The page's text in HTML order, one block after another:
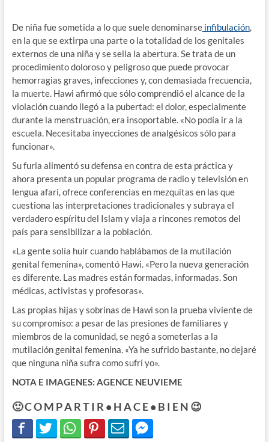
De niña fue sometida a lo que suele denominarseinfibulación,
en la que se extirpa una parte o la totalidad de los genitales
externos de una niña y se sella la abertura. Se trata de un
procedimiento doloroso y peligroso que puede provocar
hemorragias graves, infecciones y, con demasiada frecuencia,
la muerte. Hawi afirmó que sólo comprendió el alcance de la
violación cuando llegó a la pubertad: el dolor, especialmente
durante la menstruación, era insoportable. «No podía ir a la
escuela. Necesitaba inyecciones de analgésicos sólo para
funcionar».
Su furia alimentó su defensa en contra de esta práctica y
ahora presenta un popular programa de radio y televisión en
lengua afari, ofrece conferencias en mezquitas en las que
cuestiona las interpretaciones tradicionales y subraya el
verdadero espíritu del Islam y viaja a rincones remotos del
país para sensibilizar a la población.
«La gente solía huir cuando hablábamos de la mutilación
genital femenina», comentó Hawi. «Pero la nueva generación
es diferente. Las madres están formadas, informadas. Son
médicas, activistas y profesoras».
Las propias hijas y sobrinas de Hawi son la prueba viviente de
su compromiso: a pesar de las presiones de familiares y
miembros de la comunidad, se negó a someterlas a la
mutilación genital femenina. «Ya he sufrido bastante, no dejaré
que ninguna niña sufra como sufrí yo».
NOTA E IMAGENES: AGENCE NEUVIEME
🙂 C O M P A R T I R • H A C E • B I E N 😉